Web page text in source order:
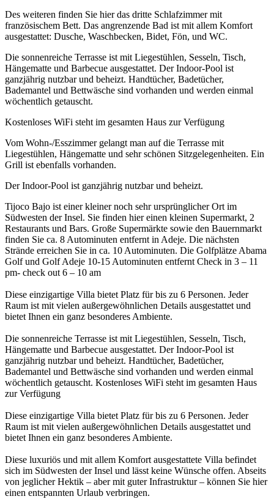
Des weiteren finden Sie hier das dritte Schlafzimmer mit
französischem Bett. Das angrenzende Bad ist mit allem Komfort
ausgestattet: Dusche, Waschbecken, Bidet, Fön, und WC.
Die sonnenreiche Terrasse ist mit Liegestühlen, Sesseln, Tisch,
Hängematte und Barbecue ausgestattet. Der Indoor-Pool ist
ganzjährig nutzbar und beheizt. Handtücher, Badetücher,
Bademantel und Bettwäsche sind vorhanden und werden einmal
wöchentlich getauscht.
Kostenloses WiFi steht im gesamten Haus zur Verfügung
Vom Wohn-/Esszimmer gelangt man auf die Terrasse mit
Liegestühlen, Hängematte und sehr schönen Sitzgelegenheiten. Ein
Grill ist ebenfalls vorhanden.
Der Indoor-Pool ist ganzjährig nutzbar und beheizt.
Tijoco Bajo ist einer kleiner noch sehr ursprünglicher Ort im
Südwesten der Insel. Sie finden hier einen kleinen Supermarkt, 2
Restaurants und Bars. Große Supermärkte sowie den Bauernmarkt
finden Sie ca. 8 Autominuten entfernt in Adeje. Die nächsten
Strände erreichen Sie in ca. 10 Autominuten. Die Golfplätze Abama
Golf und Golf Adeje 10-15 Autominuten entfernt Check in 3 – 11
pm- check out 6 – 10 am
Diese einzigartige Villa bietet Platz für bis zu 6 Personen. Jeder
Raum ist mit vielen außergewöhnlichen Details ausgestattet und
bietet Ihnen ein ganz besonderes Ambiente.
Die sonnenreiche Terrasse ist mit Liegestühlen, Sesseln, Tisch,
Hängematte und Barbecue ausgestattet. Der Indoor-Pool ist
ganzjährig nutzbar und beheizt. Handtücher, Badetücher,
Bademantel und Bettwäsche sind vorhanden und werden einmal
wöchentlich getauscht. Kostenloses WiFi steht im gesamten Haus
zur Verfügung
Diese einzigartige Villa bietet Platz für bis zu 6 Personen. Jeder
Raum ist mit vielen außergewöhnlichen Details ausgestattet und
bietet Ihnen ein ganz besonderes Ambiente.
Diese luxuriös und mit allem Komfort ausgestattete Villa befindet
sich im Südwesten der Insel und lässt keine Wünsche offen. Abseits
von jeglicher Hektik – aber mit guter Infrastruktur – können Sie hier
einen entspannten Urlaub verbringen.